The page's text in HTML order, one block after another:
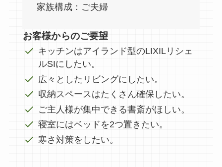
家族構成：ご夫婦
お客様からのご要望
キッチンはアイランド型のLIXILリシェ
ルSIにしたい。
広々としたリビングにしたい。
収納スペースはたくさん確保したい。
ご主人様が集中できる書斎がほしい。
寝室にはベッドを2つ置きたい。
寒さ対策をしたい。